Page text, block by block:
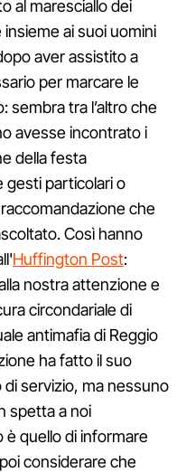
al maresciallo dei
ai suoi uomini
aver assistito a
per marcare le
sembra tra l’altro che
avesse incontrato i
della festa
particolari o
che
Così hanno
Huffington Post:
nostra attenzione e
circondariale di
antimafia di Reggio
ha fatto il suo
servizio, ma nessuno
spetta a noi
quello di informare
considerare che